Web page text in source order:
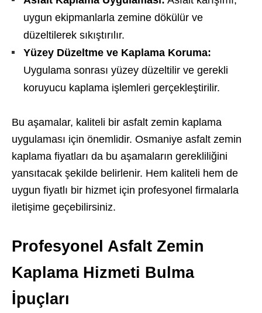
uygun ekipmanlarla zemine dökülür ve
düzeltilerek sıkıştırılır.
Yüzey Düzeltme ve Kaplama Koruma:
Uygulama sonrası yüzey düzeltilir ve gerekli
koruyucu kaplama işlemleri gerçekleştirilir.
Bu aşamalar, kaliteli bir asfalt zemin kaplama
uygulaması için önemlidir. Osmaniye asfalt zemin
kaplama fiyatları da bu aşamaların gerekliliğini
yansıtacak şekilde belirlenir. Hem kaliteli hem de
uygun fiyatlı bir hizmet için profesyonel firmalarla
iletişime geçebilirsiniz.
Profesyonel Asfalt Zemin
Kaplama Hizmeti Bulma
İpuçları